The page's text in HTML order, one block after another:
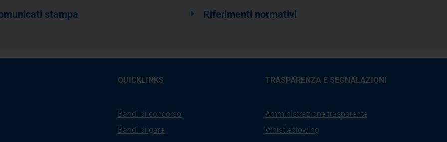
stampa Riferimenti normativi
QUICKLINKS
Bandi di concorso
Bandi di gara
TRASPARENZA E SEGNALAZIONI
Amministrazione trasparente
Whistleblowing